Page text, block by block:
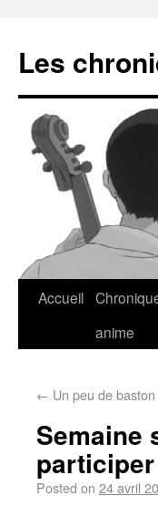
Les
Accueil
anime
← Un peu de
Semaine
participer
Posted on 24 avril